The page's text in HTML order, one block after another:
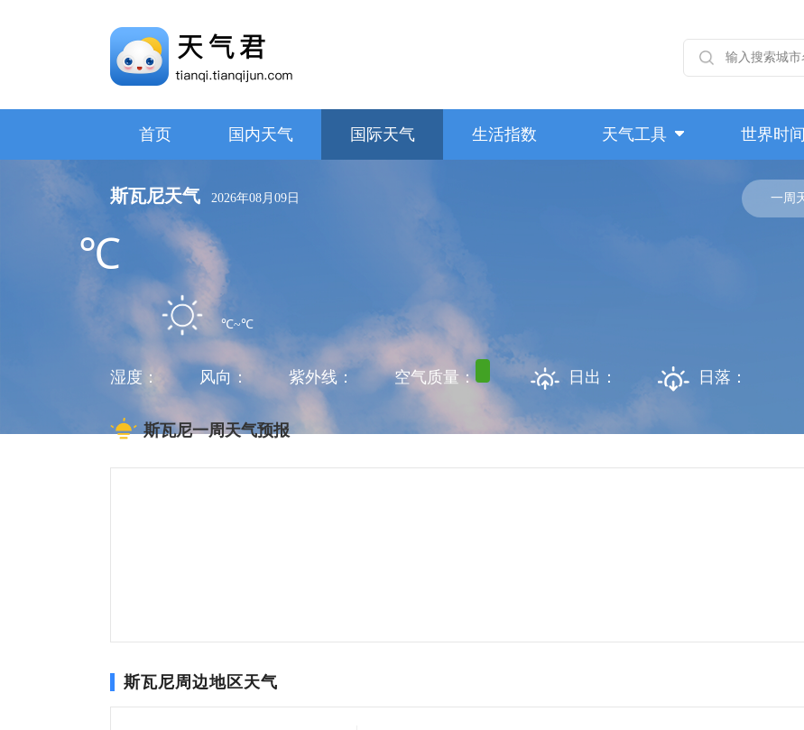
首页 国内天气 国际天气 生活指数 天气工具 世界时间
斯瓦尼天气 2026年08月09日 一周
℃
℃~℃
湿度： 风向： 紫外线： 空气质量： 日出： 日落：
斯瓦尼一周天气预报
斯瓦尼周边地区天气